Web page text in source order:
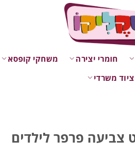
חומרי יצירה משחקי קופסא
ציוד משרדי